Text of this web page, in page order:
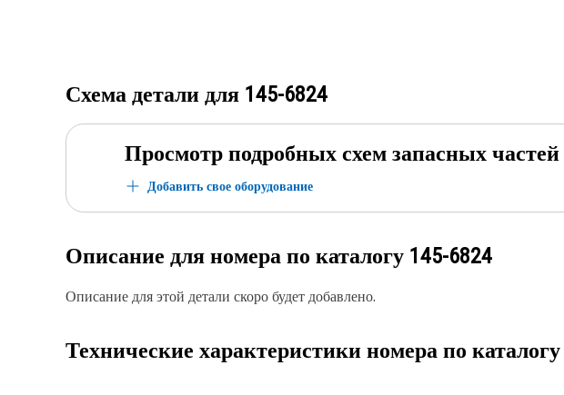
Схема детали для 145-6824
Просмотр подробных схем запасных частей
Добавить свое оборудование
Описание для номера по каталогу 145-6824
Описание для этой детали скоро будет добавлено.
Технические характеристики номера по каталогу